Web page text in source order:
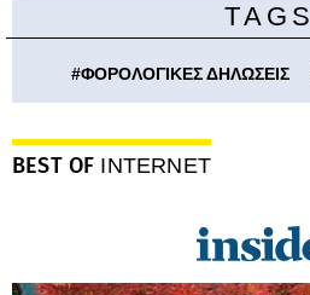
TAGS
#ΦΟΡΟΛΟΓΙΚΕΣ ΔΗΛΩΣΕΙΣ
BEST OF INTERNET